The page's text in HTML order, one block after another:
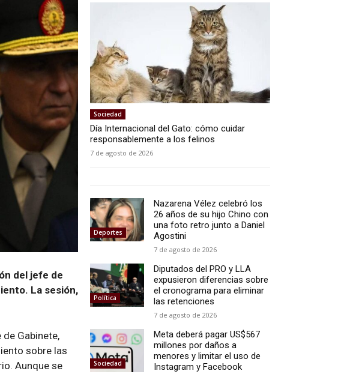
del jefe de
La sesión,
Gabinete,
sobre las
Aunque se
Sociedad
Día Internacional del Gato: cómo cuidar
responsablemente a los felinos
7 de agosto de 2026
Deportes
Nazarena Vélez celebró los
26 años de su hijo Chino con
una foto retro junto a Daniel
Agostini
7 de agosto de 2026
Política
Diputados del PRO y LLA
expusieron diferencias sobre
el cronograma para eliminar
las retenciones
7 de agosto de 2026
Sociedad
Meta deberá pagar US$567
millones por daños a
menores y limitar el uso de
Instagram y Facebook